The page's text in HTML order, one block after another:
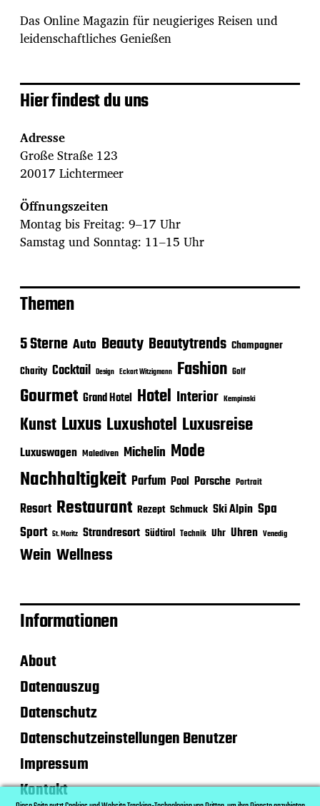
Das Online Magazin für neugieriges Reisen und
leidenschaftliches Genießen
Hier findest du uns
Adresse
Große Straße 123
20017 Lichtermeer
Öffnungszeiten
Montag bis Freitag: 9–17 Uhr
Samstag und Sonntag: 11–15 Uhr
Themen
5 Sterne Auto Beauty Beautytrends Champagner
Charity Cocktail Design Eckart Witzigmann Fashion Golf
Gourmet Grand Hotel Hotel Interior Kempinski
Kunst Luxus Luxushotel Luxusreise
Luxuswagen Malediven Michelin Mode
Nachhaltigkeit Parfum Pool Porsche Portrait
Resort Restaurant Rezept Schmuck Ski Alpin Spa
Sport St. Moritz Strandresort Südtirol Technik Uhr Uhren Venedig
Wein Wellness
Informationen
About
Datenauszug
Datenschutz
Datenschutzeinstellungen Benutzer
Impressum
Kontakt